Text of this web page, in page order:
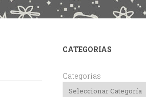
CATEGORIAS
Categorías